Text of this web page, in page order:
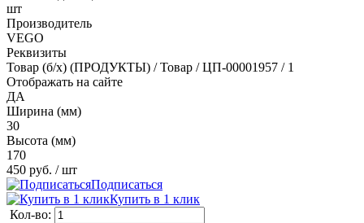
шт
Производитель
VEGO
Реквизиты
Товар (б/х) (ПРОДУКТЫ) / Товар / ЦП-00001957 / 1
Отображать на сайте
ДА
Ширина (мм)
30
Высота (мм)
170
450 руб. / шт
Подписаться
Купить в 1 клик
Кол-во: